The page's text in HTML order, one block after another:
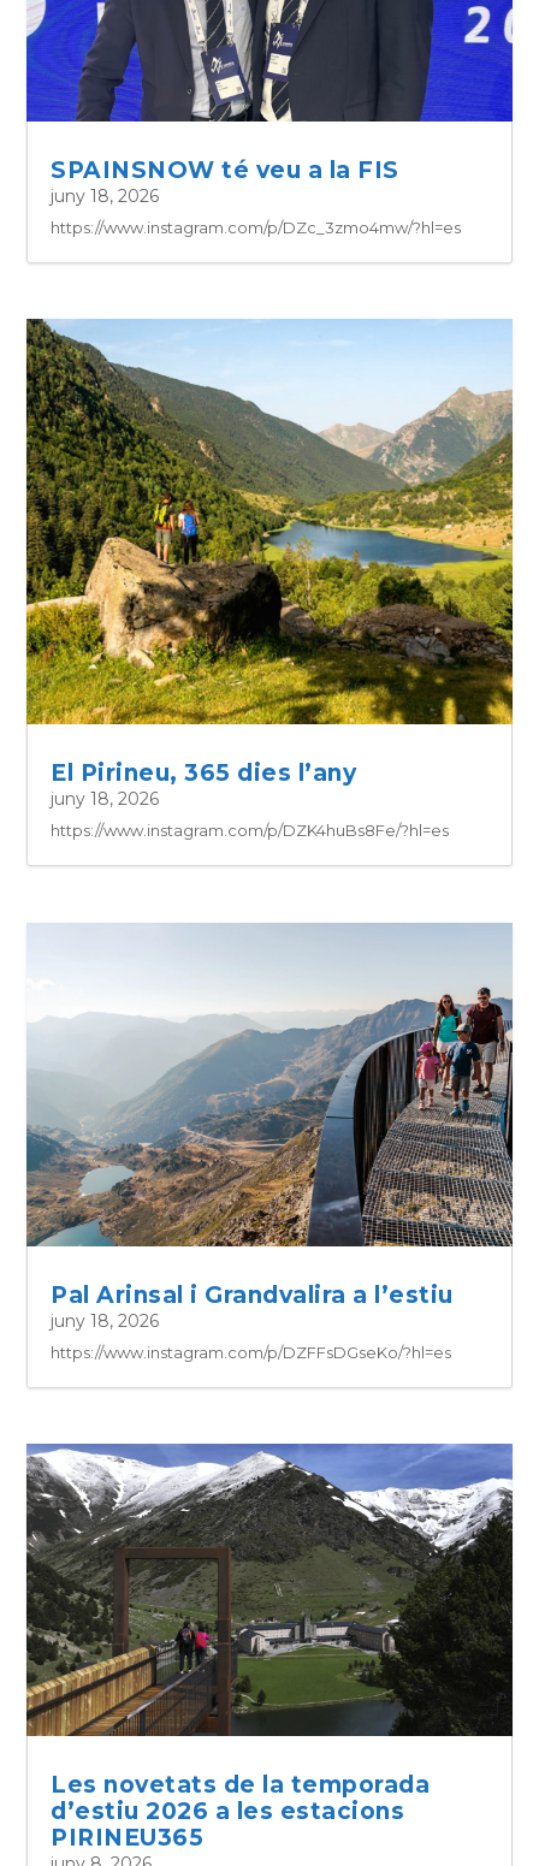
SPAINSNOW té veu a la FIS
juny 18, 2026
https://www.instagram.com/p/DZc_3zmo4mw/?hl=es
El Pirineu, 365 dies l’any
juny 18, 2026
https://www.instagram.com/p/DZK4huBs8Fe/?hl=es
Pal Arinsal i Grandvalira a l’estiu
juny 18, 2026
https://www.instagram.com/p/DZFFsDGseKo/?hl=es
Les novetats de la temporada
d’estiu 2026 a les estacions
PIRINEU365